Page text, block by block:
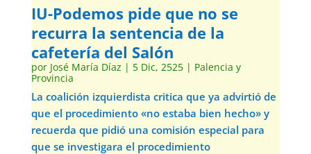
IU-Podemos pide que no se
recurra la sentencia de la
cafetería del Salón
por José María Díaz | 5 Dic, 2525| Palencia y
Provincia
La coalición izquierdista critica que ya advirtió de
que el procedimiento «no estaba bien hecho» y
recuerda que pidió una comisión especial para
que se investigara el procedimiento